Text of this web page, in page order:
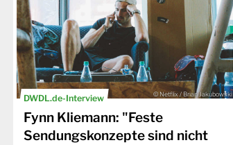
DWDL.de-Interview © Netflix / Brian Jakubowski
Fynn Kliemann: "Feste
Sendungskonzepte sind nicht